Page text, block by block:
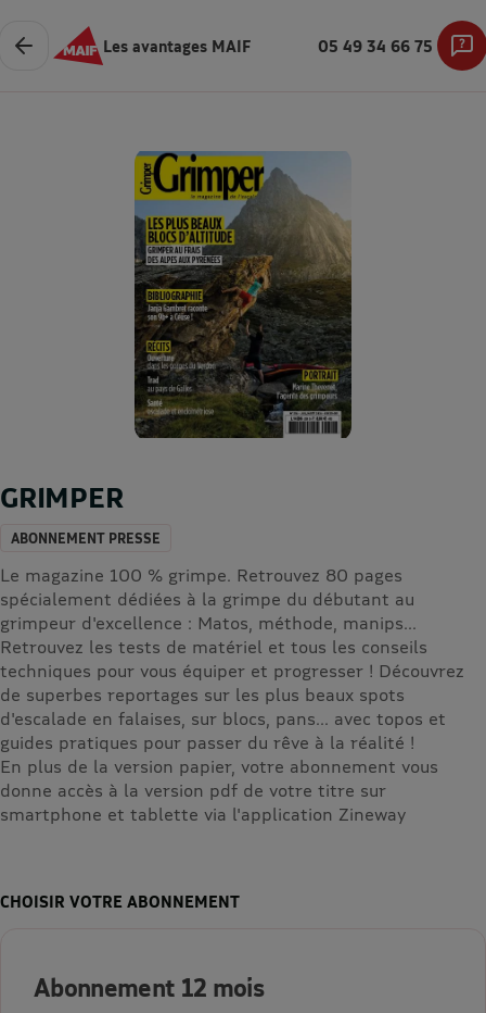
Les avantages MAIF 05 49 34 66 75
GRIMPER
ABONNEMENT PRESSE
Le magazine 100 % grimpe. Retrouvez 80 pages
spécialement dédiées à la grimpe du débutant au
grimpeur d'excellence : Matos, méthode, manips...
Retrouvez les tests de matériel et tous les conseils
techniques pour vous équiper et progresser ! Découvrez
de superbes reportages sur les plus beaux spots
d'escalade en falaises, sur blocs, pans... avec topos et
guides pratiques pour passer du rêve à la réalité !
En plus de la version papier, votre abonnement vous
donne accès à la version pdf de votre titre sur
smartphone et tablette via l'application Zineway
CHOISIR VOTRE ABONNEMENT
Abonnement 12 mois